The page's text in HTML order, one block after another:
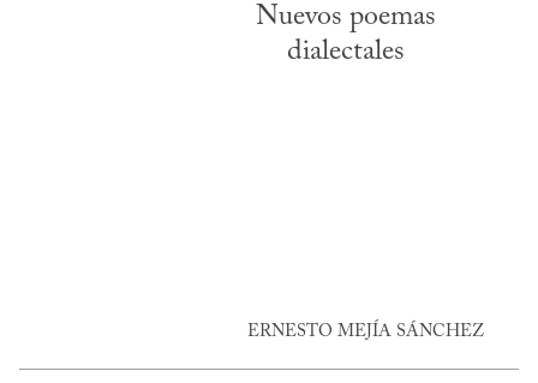
Nuevos poemas
dialectales
ERNESTO MEJÍA SÁNCHEZ